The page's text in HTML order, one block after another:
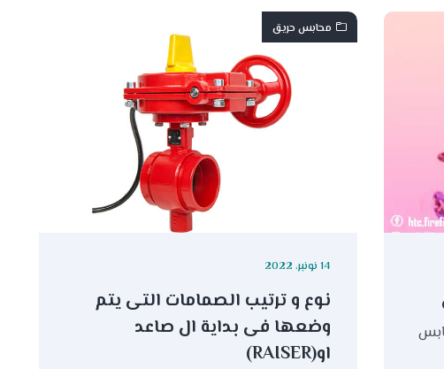
محابس حريق
14 نونبر، 2022
نوع و ترتيب الصمامات التى يتم
وضعها فى بداية ال صاعد
او(RAISER)